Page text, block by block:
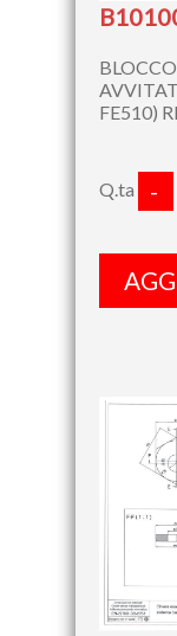
FE510)
Q.ta -